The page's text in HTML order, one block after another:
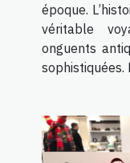
époque.
véritable
onguents
sophistiquées.